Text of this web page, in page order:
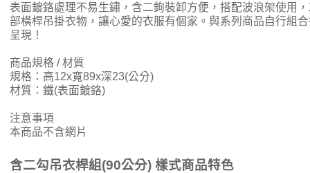
表面鍍鉻處理不易生鏽，含二鉤裝卸方便，搭配波浪架使用
部橫桿吊掛衣物，讓心愛的衣服有個家。與系列商品自行組
呈現！
商品規格 / 材質
規格：高12x寬89x深23(公分)
材質：鐵(表面鍍鉻)
注意事項
本商品不含網片
含二勾吊衣桿組(90公分) 樣式商品特色